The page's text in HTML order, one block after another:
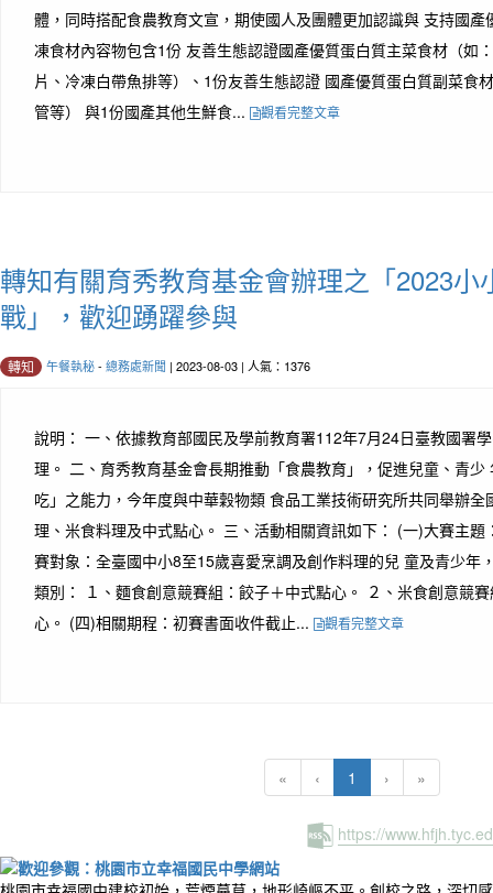
體，同時搭配食農教育文宣，期使國人及團體更加認識與 支持國
凍食材內容物包含1份 友善生態認證國產優質蛋白質主菜食材（如
片、冷凍白帶魚排等）、1份友善生態認證 國產優質蛋白質副菜食
管等） 與1份國產其他生鮮食...
觀看完整文章
轉知有關育秀教育基金會辦理之「2023小
戰」，歡迎踴躍參與
轉知 午餐執秘- 總務處新聞 | 2023-08-03 | 人氣：1376
說明： 一、依據教育部國民及學前教育署112年7月24日臺教國署
理。 二、育秀教育基金會長期推動「食農教育」，促進兒童、青少
吃」之能力，今年度與中華穀物類 食品工業技術研究所共同舉辦
理、米食料理及中式點心。 三、活動相關資訊如下： (一)大賽主
賽對象：全臺國中小8至15歲喜愛烹調及創作料理的兒 童及青少年
類別： １、麵食創意競賽組：餃子＋中式點心。 ２、米食創意競
心。 (四)相關期程：初賽書面收件截止...
觀看完整文章
« ‹ 1 (current)
› »
https://